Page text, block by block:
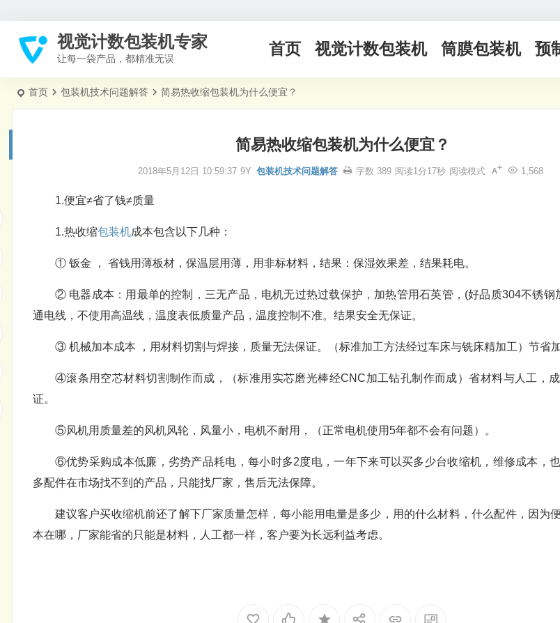
视觉计数包装机专家
让每一袋产品，都精准无误
首页 视觉计数包装机 筒膜包装机 预
首页 包装机技术问题解答 简易热收缩包装机为什么便宜？
简易热收缩包装机为什么便宜？
2018年5月12日 10:59:37 9Y 包装机技术问题解答 1,568
字数 389 阅读1分17秒 阅读模式
1.便宜≠省了钱≠质量
1.热收缩包装机成本包含以下几种：
① 钣金 ， 省钱用薄板材，保温层用薄，用非标材料，结果：保湿效果差，结果耗电。
② 电器成本：用最单的控制，三无产品，电机无过热过载保护，加热管用石英管，(好品质304不锈钢
通电线，不使用高温线，温度表低质量产品，温度控制不准。结果安全无保证。
③ 机械加本成本 ，用材料切割与焊接，质量无法保证。（标准加工方法经过车床与铣床精加工）节省
④滚条用空芯材料切割制作而成，（标准用实芯磨光棒经CNC加工钻孔制作而成）省材料与人工，
证。
⑤风机用质量差的风机风轮，风量小，电机不耐用，（正常电机使用5年都不会有问题）。
⑥优势采购成本低廉，劣势产品耗电，每小时多2度电，一年下来可以买多少台收缩机，维修成本，
多配件在市场找不到的产品，只能找厂家，售后无法保障。
建议客户买收缩机前还了解下厂家质量怎样，每小能用电量是多少，用的什么材料，什么配件，因为
本在哪，厂家能省的只能是材料，人工都一样，客户要为长远利益考虑。